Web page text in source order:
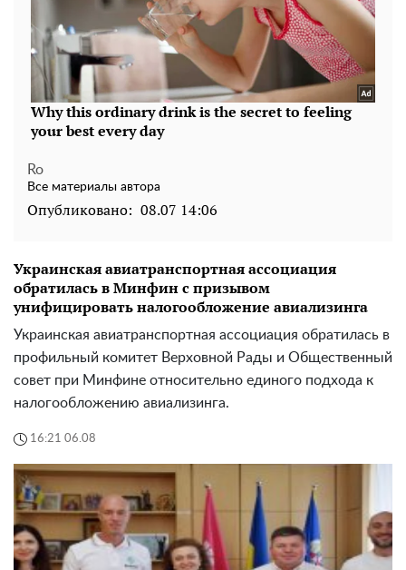
Ro
Все материалы автора
Опубликовано: 08.07 14:06
Украинская авиатранспортная ассоциация
обратилась в Минфин с призывом
унифицировать налогообложение авиализинга
Украинская авиатранспортная ассоциация обратилась в
профильный комитет Верховной Рады и Общественный
совет при Минфине относительно единого подхода к
налогообложению авиализинга.
16:21 06.08